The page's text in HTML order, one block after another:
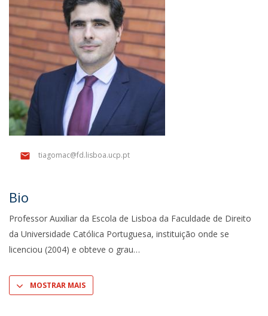
tiagomac@fd.lisboa.ucp.pt
Bio
Professor Auxiliar da Escola de Lisboa da Faculdade de Direito
da Universidade Católica Portuguesa, instituição onde se
licenciou (2004) e obteve o grau
MOSTRAR MAIS